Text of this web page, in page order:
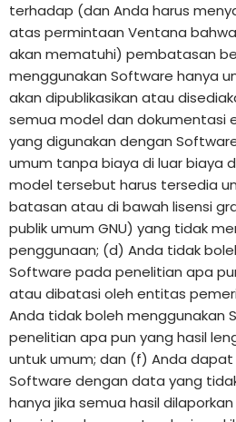
terhadap (dan Anda harus
atas permintaan Ventana
akan mematuhi) pembatasan
menggunakan Software hanya
akan dipublikasikan atau
semua model dan dokumentasi
yang digunakan dengan
umum tanpa biaya di luar biaya
model tersebut harus tersedia
batasan atau di bawah lisensi
publik umum GNU) yang tidak
penggunaan; (d) Anda tidak
Software pada penelitian apa
atau dibatasi oleh entitas
Anda tidak boleh menggunakan
penelitian apa pun yang hasil
untuk umum; dan (f) Anda
Software dengan data yang
hanya jika semua hasil